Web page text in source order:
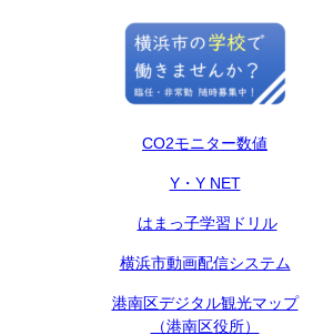
CO2モニター数値
Y・Y NET
はまっ子学習ドリル
横浜市動画配信システム
港南区デジタル観光マップ
（港南区役所）